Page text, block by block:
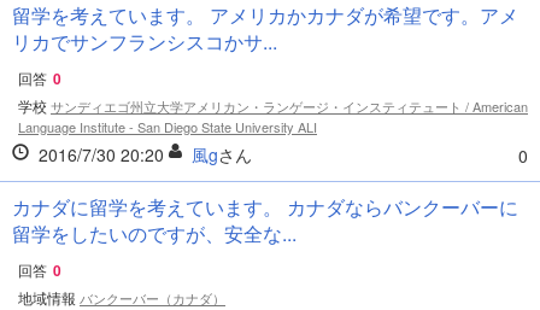
留学を考えています。 アメリカかカナダが希望です。アメ
リカでサンフランシスコかサ...
回答 0
学校サンディエゴ州立大学アメリカン・ランゲージ・インスティテュート / American
Language Institute - San Diego State University ALI
2016/7/30 20:20 風gさん 0
カナダに留学を考えています。 カナダならバンクーバーに
留学をしたいのですが、安全な...
回答 0
地域情報 バンクーバー（カナダ）